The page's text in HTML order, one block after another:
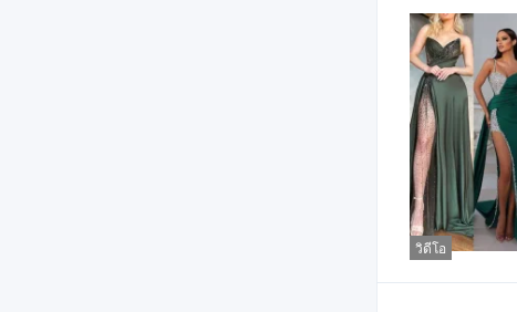
วิดีโอ